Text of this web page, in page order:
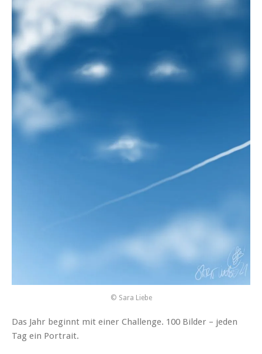
© Sara Liebe
Das Jahr beginnt mit einer Challenge. 100 Bilder – jeden
Tag ein Portrait.